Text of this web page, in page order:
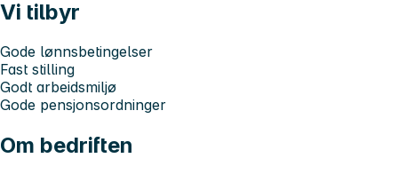
Vi tilbyr
Gode lønnsbetingelser
Fast stilling
Godt arbeidsmiljø
Gode pensjonsordninger
Om bedriften